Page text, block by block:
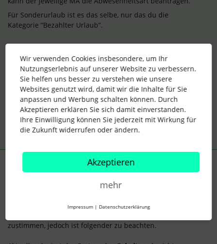
Für Sonderurlaub ist es das selbe, nur das du die
Kategorie ”Bezahlter Urlaub”.
Melina
2 Menschen gefällt dies
Support Vergütungsmanagement
Forum|Forum|2 years ago
zustimmen, jedoch ist folgender zu beachten.
Wir verwenden Cookies insbesondere, um Ihr
Nutzungserlebnis auf unserer Website zu verbessern.
Sie helfen uns besser zu verstehen wie unsere
Websites genutzt wird, damit wir die Inhalte für Sie
anpassen und Werbung schalten können. Durch
Akzeptieren erklären Sie sich damit einverstanden.
Ihre Einwilligung können Sie jederzeit mit Wirkung für
die Zukunft widerrufen oder ändern.
Akzeptieren
mehr
Impressum | Datenschutzerklärung